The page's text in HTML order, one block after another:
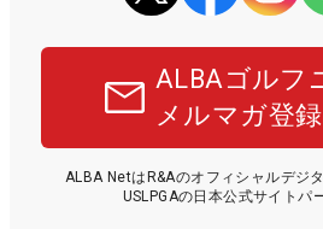
ALBAゴルフ
メルマガ登
ALBA NetはR&Aのオフィシャルデジ
USLPGAの日本公式サイトパ